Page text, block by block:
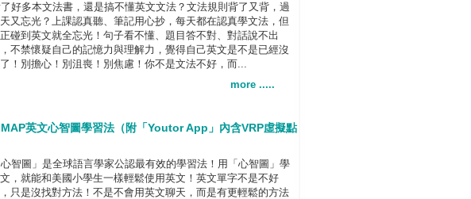
好多本文法書，還是搞不懂英文文法？文法規則背了又背，過
又忘光？上課認真聽、筆記用心抄，每天都在認真學文法，但
碰到英文就全忘光！句子看不懂、題目答不對、對話說不出
不禁懷疑自己的記憶力與理解力，覺得自己英文是不是已經沒
！別擔心！別沮喪！別焦慮！你不是文法不好，而...
more .....
英文心智圖學習法（附「Youtor App」內含VRP虛擬點
心智圖」是全球語言學家公認最有效的學習法！用「心智圖」學
，就能和美國小學生一樣輕鬆使用英文！英文單字不是不好
只是沒找對方法！不是不會用英文聊天，而是有更輕鬆的方法